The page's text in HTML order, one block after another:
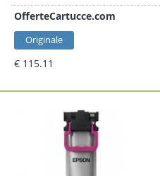
OfferteCartucce.com
Originale
€ 115.11